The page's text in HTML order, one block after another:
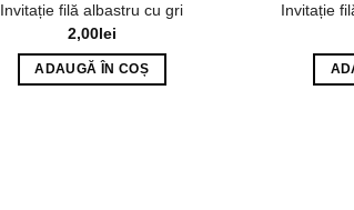
Invitație filă albastru cu gri
2,00lei
ADAUGĂ ÎN COȘ
Invitație